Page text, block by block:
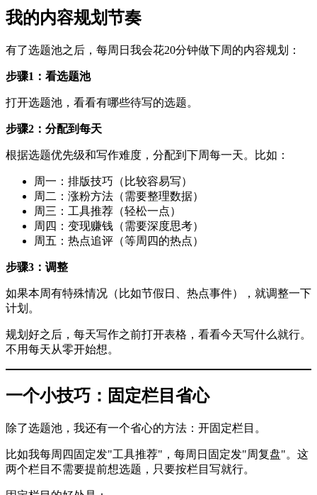
我的内容规划节奏
有了选题池之后，每周日我会花20分钟做下周的内容规划：
步骤1：看选题池
打开选题池，看看有哪些待写的选题。
步骤2：分配到每天
根据选题优先级和写作难度，分配到下周每一天。比如：
周一：排版技巧（比较容易写）
周二：涨粉方法（需要整理数据）
周三：工具推荐（轻松一点）
周四：变现赚钱（需要深度思考）
周五：热点追评（等周四的热点）
步骤3：调整
如果本周有特殊情况（比如节假日、热点事件），就调整一下
计划。
规划好之后，每天写作之前打开表格，看看今天写什么就行。
不用每天从零开始想。
一个小技巧：固定栏目省心
除了选题池，我还有一个省心的方法：开固定栏目。
比如我每周四固定发"工具推荐"，每周日固定发"周复盘"。这
两个栏目不需要提前想选题，只要按栏目写就行。